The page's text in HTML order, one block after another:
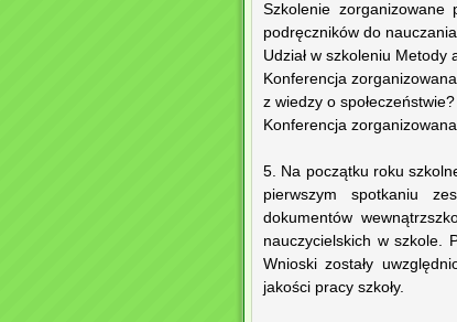
Szkolenie zorganizowane
podręczników do
Udział w szkoleniu
Konferencja
z wiedzy o
Konferencja
5. Na początku roku
pierwszym spotkaniu
dokumentów
nauczycielskich w szkole.
Wnioski zostały
jakości pracy szkoły.